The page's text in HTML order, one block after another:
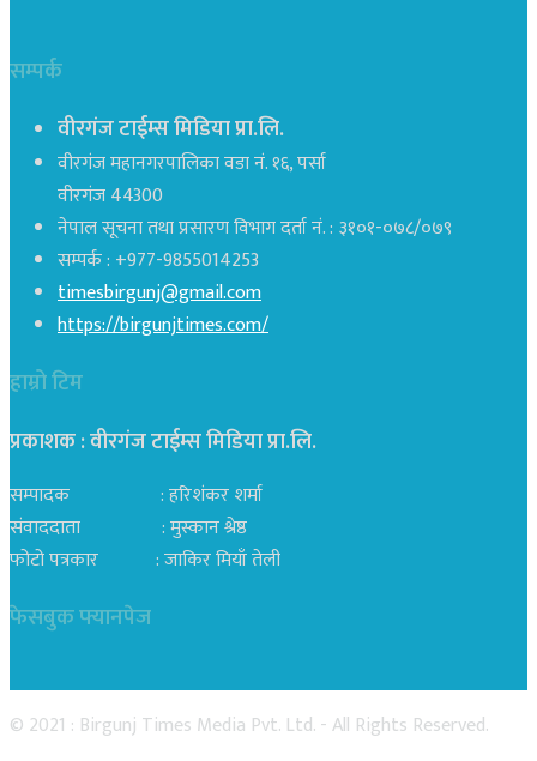
सम्पर्क
वीरगंज टाईम्स मिडिया प्रा.लि.
वीरगंज महानगरपालिका वडा नं. १६, पर्सा
वीरगंज 44300
नेपाल सूचना तथा प्रसारण विभाग दर्ता नं. : ३१०१-०७८/०७९
सम्पर्क : +977-9855014253
timesbirgunj@gmail.com
https://birgunjtimes.com/
हाम्रो टिम
प्रकाशक : वीरगंज टाईम्स मिडिया प्रा‍.लि.
सम्पादक : हरिशंकर शर्मा
संवाददाता : मुस्कान श्रेष्ठ
फोटो पत्रकार : जाकिर मियाँ तेली
फेसबुक फ्यानपेज
© 2021 : Birgunj Times Media Pvt. Ltd. - All Rights Reserved.